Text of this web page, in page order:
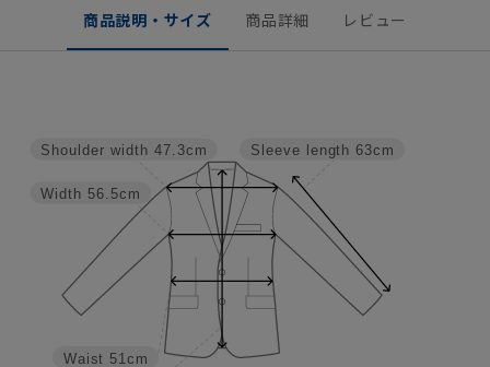
商品説明・サイズ 商品詳細 レビュー
Sleeve length 63cm
Waist 51cm
Width 56.5cm
Shoulder width 47.3cm